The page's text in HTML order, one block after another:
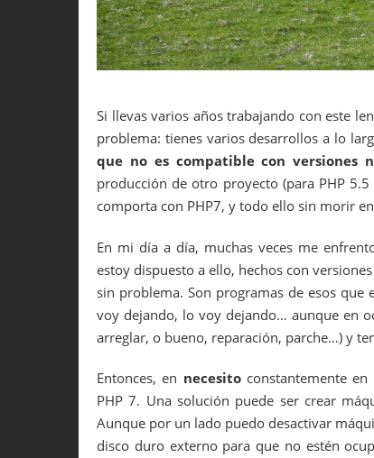
Si llevas varios años trabajando con este
problema: tienes varios desarrollos a lo
que no es compatible con versiones
producción de otro proyecto (para PHP
comporta con PHP7, y todo ello sin morir
En mi día a día, muchas veces me
estoy dispuesto a ello, hechos con
sin problema. Son programas de esos
voy dejando, lo voy dejando… aunque en
arreglar, o bueno, reparación, parche…) y
Entonces, en necesitoconstantemente
PHP 7. Una solución puede ser crear
Aunque por un lado puedo desactivar
disco duro externo para que no estén